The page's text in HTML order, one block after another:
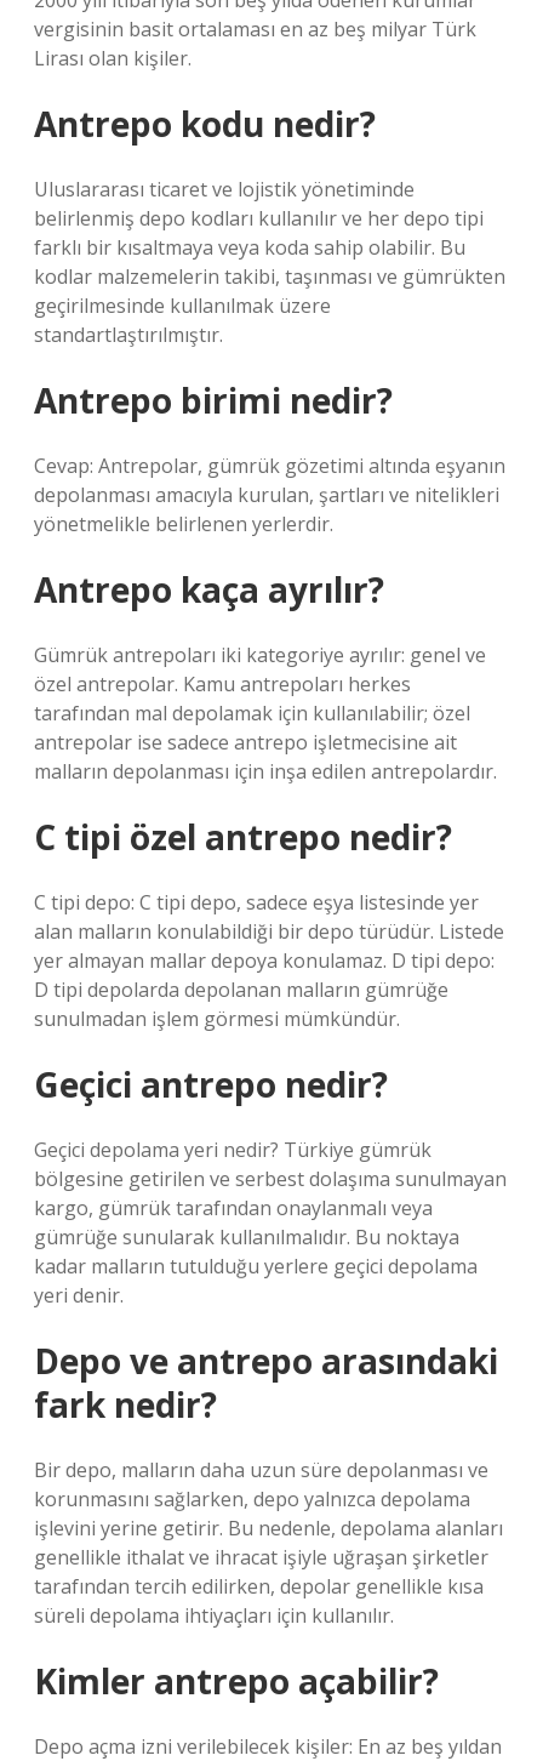
vergisinin basit ortalaması en az beş milyar Türk
Lirası olan kişiler.
Antrepo kodu nedir?
Uluslararası ticaret ve lojistik yönetiminde
belirlenmiş depo kodları kullanılır ve her depo tipi
farklı bir kısaltmaya veya koda sahip olabilir. Bu
kodlar malzemelerin takibi, taşınması ve gümrükten
geçirilmesinde kullanılmak üzere
standartlaştırılmıştır.
Antrepo birimi nedir?
Cevap: Antrepolar, gümrük gözetimi altında eşyanın
depolanması amacıyla kurulan, şartları ve nitelikleri
yönetmelikle belirlenen yerlerdir.
Antrepo kaça ayrılır?
Gümrük antrepoları iki kategoriye ayrılır: genel ve
özel antrepolar. Kamu antrepoları herkes
tarafından mal depolamak için kullanılabilir; özel
antrepolar ise sadece antrepo işletmecisine ait
malların depolanması için inşa edilen antrepolardır.
C tipi özel antrepo nedir?
C tipi depo: C tipi depo, sadece eşya listesinde yer
alan malların konulabildiği bir depo türüdür. Listede
yer almayan mallar depoya konulamaz. D tipi depo:
D tipi depolarda depolanan malların gümrüğe
sunulmadan işlem görmesi mümkündür.
Geçici antrepo nedir?
Geçici depolama yeri nedir? Türkiye gümrük
bölgesine getirilen ve serbest dolaşıma sunulmayan
kargo, gümrük tarafından onaylanmalı veya
gümrüğe sunularak kullanılmalıdır. Bu noktaya
kadar malların tutulduğu yerlere geçici depolama
yeri denir.
Depo ve antrepo arasındaki
fark nedir?
Bir depo, malların daha uzun süre depolanması ve
korunmasını sağlarken, depo yalnızca depolama
işlevini yerine getirir. Bu nedenle, depolama alanları
genellikle ithalat ve ihracat işiyle uğraşan şirketler
tarafından tercih edilirken, depolar genellikle kısa
süreli depolama ihtiyaçları için kullanılır.
Kimler antrepo açabilir?
Depo açma izni verilebilecek kişiler: En az beş yıldan